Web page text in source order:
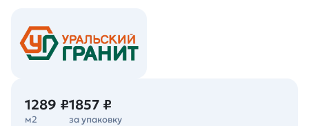
1289 ₽
м2
1857 ₽
за упаковку